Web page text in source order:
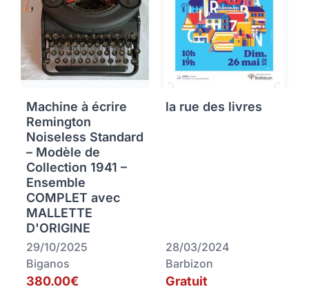
Machine à écrire
Remington
Noiseless Standard
– Modèle de
Collection 1941 –
Ensemble
COMPLET avec
MALLETTE
D'ORIGINE
29/10/2025
Biganos
380.00€
la rue des livres
28/03/2024
Barbizon
Gratuit